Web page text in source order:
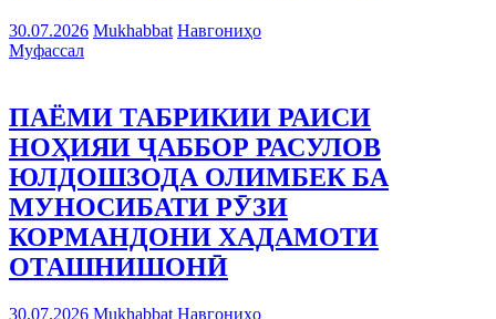
30.07.2026 Mukhabbat Навгониҳо
Муфассал
ПАЁМИ ТАБРИКИИ РАИСИ
НОҲИЯИ ҶАББОР РАСУЛОВ
ЮЛДОШЗОДА ОЛИМБЕК БА
МУНОСИБАТИ РӮЗИ
КОРМАНДОНИ ХАДАМОТИ
ОТАШНИШОНӢ
30.07.2026 Mukhabbat Навгониҳо